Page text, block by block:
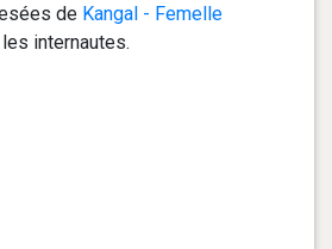
de Kangal - Femelle
internautes.